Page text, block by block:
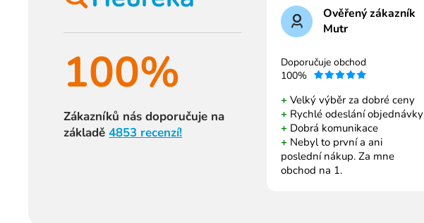
100%
Zákazníků nás doporučuje na
základě4853 recenzí!
Ověřený zákazník
Mutr
Doporučuje obchod
100%
+ Velký výběr za dobré ceny
+ Rychlé odeslání objednávky
+ Dobrá komunikace
+ Nebyl to první a ani
poslední nákup. Za mne
obchod na 1.